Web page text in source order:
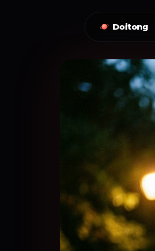
Doitong